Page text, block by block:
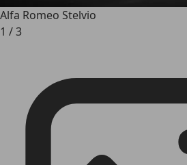
Alfa Romeo Stelvio
1 /3